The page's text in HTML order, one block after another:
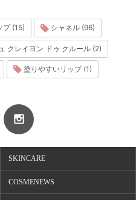
(15) シャネル (96)
クレイヨン ドゥ クルール (2)
塗りやすいリップ (1)
SKINCARE
COSMENEWS